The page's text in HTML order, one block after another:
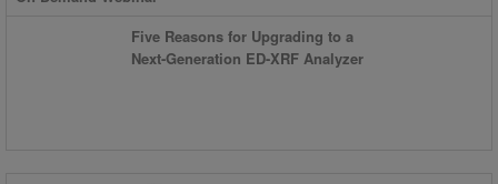
Five Reasons for Upgrading to a
Next-Generation ED-XRF Analyzer